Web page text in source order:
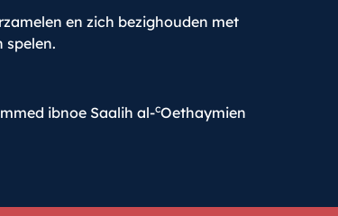
en zich bezighouden met
spelen.
ibnoe Saalih al-cOethaymien